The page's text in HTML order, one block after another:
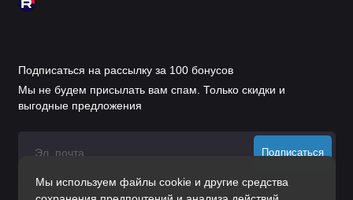
Мы используем файлы cookie и другие средства
Подписаться на рассылку за 100 бонусов
Мы не будем присылать вам спам. Только скидки и
выгодные предложения
Подписаться
Нажимая на кнопку «Подписаться», Вы даетесогласие на